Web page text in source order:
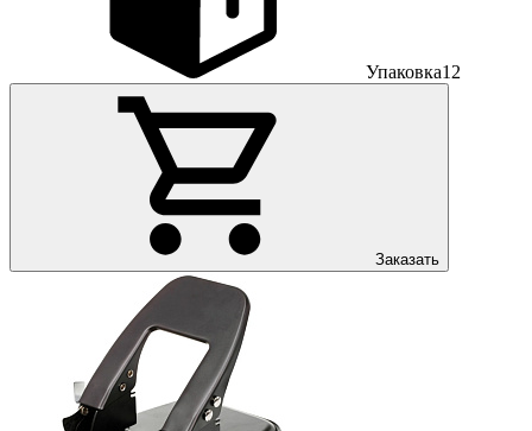
Упаковка12
Заказать